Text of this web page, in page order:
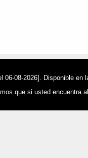
08-2026]. Disponible
que si usted encuentra